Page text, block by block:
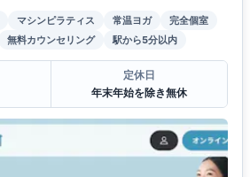
マシンピラティス 常温ヨガ
完全個室
無料カウンセリング 駅から5分以内
定休日
年末年始を除き無休